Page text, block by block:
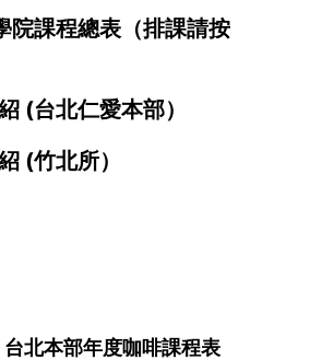
院課程總表（排課請按
(台北仁愛本部）
(竹北所）
台北本部年度咖啡課程表